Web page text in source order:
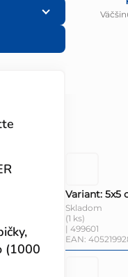
(1000
Variant: 5x5
Skladom
(1 ks)
| 499601
EAN: